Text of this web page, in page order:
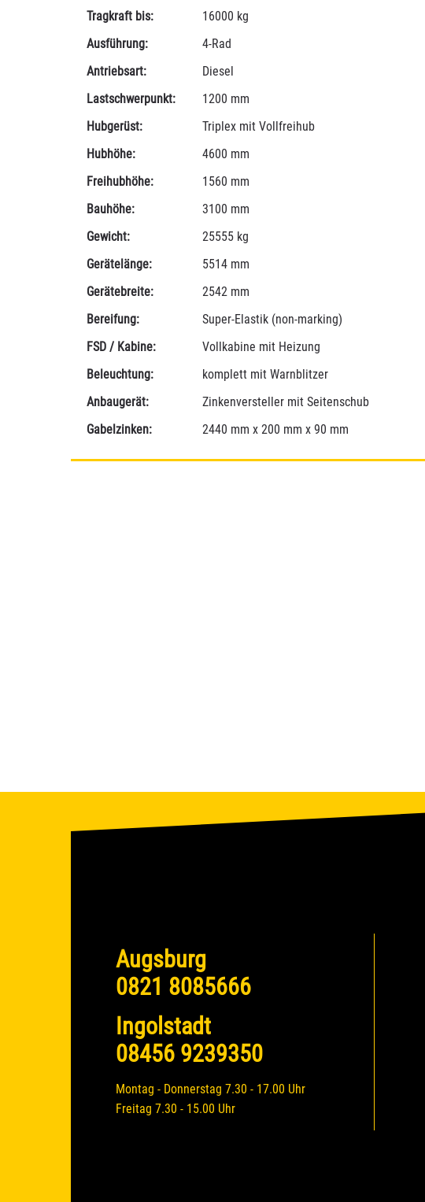
Tragkraft bis:
16000 kg
Ausführung:
4-Rad
Antriebsart:
Diesel
Lastschwerpunkt:
1200 mm
Hubgerüst:
Triplex mit Vollfreihub
Hubhöhe:
4600 mm
Freihubhöhe:
1560 mm
Bauhöhe:
3100 mm
Gewicht:
25555 kg
Gerätelänge:
5514 mm
Gerätebreite:
2542 mm
Bereifung:
Super-Elastik (non-marking)
FSD / Kabine:
Vollkabine mit Heizung
Beleuchtung:
komplett mit Warnblitzer
Anbaugerät:
Zinkenversteller mit Seitenschub
Gabelzinken:
2440 mm x 200 mm x 90 mm
Augsburg
0821 8085666
Ingolstadt
08456 9239350
Montag - Donnerstag 7.30 - 17.00 Uhr
Freitag 7.30 - 15.00 Uhr